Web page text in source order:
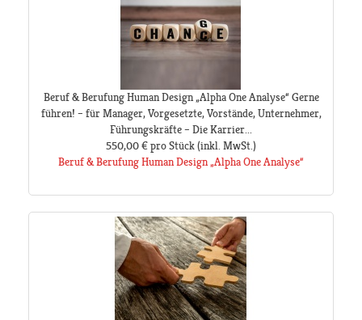
Beruf & Berufung Human Design „Alpha One Analyse“ Gerne
führen! – für Manager, Vorgesetzte, Vorstände, Unternehmer,
Führungskräfte – Die Karrier...
550,00 €pro Stück(inkl. MwSt.)
Beruf & Berufung Human Design „Alpha One Analyse“